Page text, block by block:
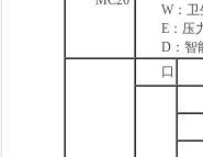
W：
E：压
D：智
口